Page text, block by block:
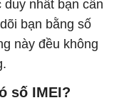
nhất bạn cần
bạn bằng số
này đều không
số IMEI?